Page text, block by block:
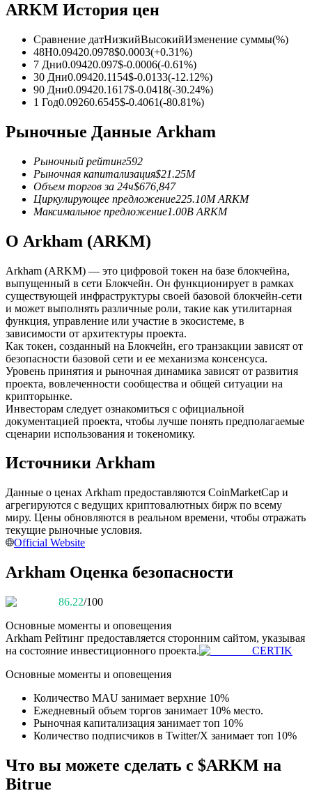
USDC фьючерсы
Фьючерсы с использованием USDC в качестве
обеспечения
Копирование торговли
Присоединяйтесь к лучшим трейдерам
Наслаждайтесь распределением прибыли и комиссиями
за копи-трейдинг
Анализ больших данных, включая торговую информацию
и т. д.
ARKM История цен
Сравнение датНизкийВысокийИзменение суммы(%)
48H0.09420.0978$0.0003(+0.31%)
7 Дни0.09420.097$-0.0006(-0.61%)
30 Дни0.09420.1154$-0.0133(-12.12%)
90 Дни0.09420.1617$-0.0418(-30.24%)
1 Год0.09260.6545$-0.4061(-80.81%)
Рыночные Данные Arkham
Рыночный рейтинг592
Рыночная капитализация$21.25M
Объем торгов за 24ч$676,847
Циркулирующее предложение225.10M ARKM
Максимальное предложение1.00B ARKM
О Arkham (ARKM)
Arkham (ARKM) — это цифровой токен на базе блокчейна,
выпущенный в сети Блокчейн. Он функционирует в рамках
существующей инфраструктуры своей базовой блокчейн-сети
и может выполнять различные роли, такие как утилитарная
функция, управление или участие в экосистеме, в
зависимости от архитектуры проекта.
Как токен, созданный на Блокчейн, его транзакции зависят от
безопасности базовой сети и ее механизма консенсуса.
Уровень принятия и рыночная динамика зависят от развития
проекта, вовлеченности сообщества и общей ситуации на
крипторынке.
Инвесторам следует ознакомиться с официальной
документацией проекта, чтобы лучше понять предполагаемые
сценарии использования и токеномику.
Источники Arkham
Данные о ценах Arkham предоставляются CoinMarketCap и
агрегируются с ведущих криптовалютных бирж по всему
миру. Цены обновляются в реальном времени, чтобы отражать
текущие рыночные условия.
Official Website
Arkham Оценка безопасности
86.22/100
Основные моменты и оповещения
Arkham Рейтинг предоставляется сторонним сайтом, указывая
на состояние инвестиционного проекта.
CERTIK
Основные моменты и оповещения
Количество MAU занимает верхние 10%
Ежедневный объем торгов занимает 10% место.
Рыночная капитализация занимает топ 10%
Количество подписчиков в Twitter/X занимает топ 10%
Что вы можете сделать с $ARKM на
Bitrue